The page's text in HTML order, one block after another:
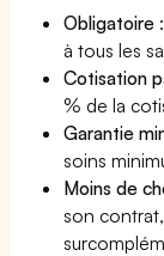
Obligatoire
à tous les
Cotisation
% de la
Garantie
soins
Moins de
son